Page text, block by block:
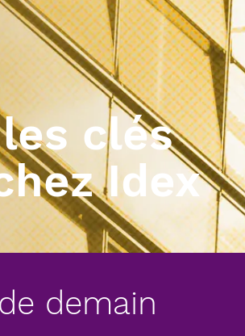
clés
Idex
demain